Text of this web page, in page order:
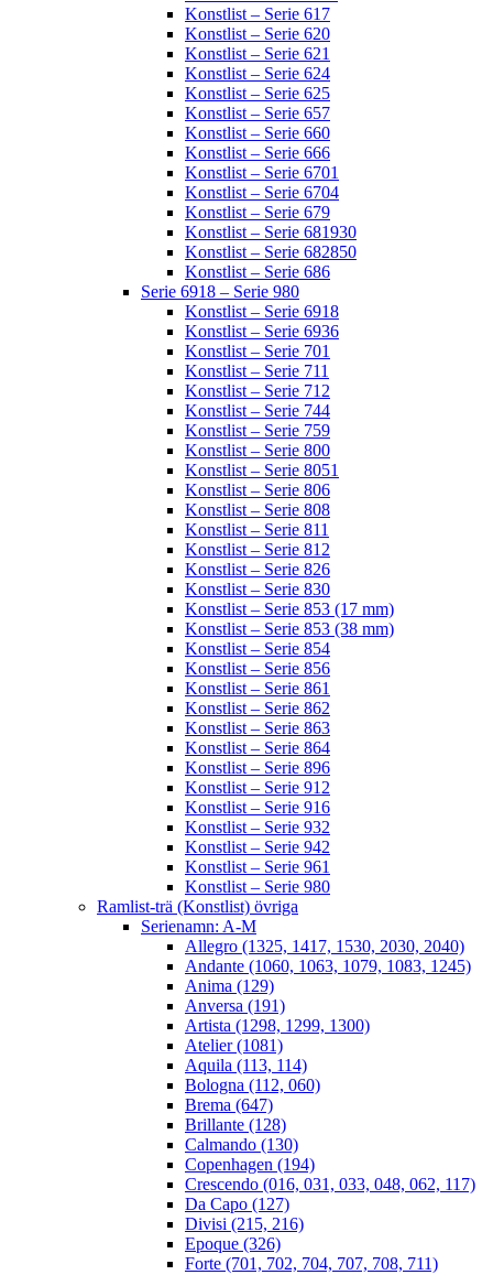
Konstlist – Serie 617
Konstlist – Serie 620
Konstlist – Serie 621
Konstlist – Serie 624
Konstlist – Serie 625
Konstlist – Serie 657
Konstlist – Serie 660
Konstlist – Serie 666
Konstlist – Serie 6701
Konstlist – Serie 6704
Konstlist – Serie 679
Konstlist – Serie 681930
Konstlist – Serie 682850
Konstlist – Serie 686
Serie 6918 – Serie 980
Konstlist – Serie 6918
Konstlist – Serie 6936
Konstlist – Serie 701
Konstlist – Serie 711
Konstlist – Serie 712
Konstlist – Serie 744
Konstlist – Serie 759
Konstlist – Serie 800
Konstlist – Serie 8051
Konstlist – Serie 806
Konstlist – Serie 808
Konstlist – Serie 811
Konstlist – Serie 812
Konstlist – Serie 826
Konstlist – Serie 830
Konstlist – Serie 853 (17 mm)
Konstlist – Serie 853 (38 mm)
Konstlist – Serie 854
Konstlist – Serie 856
Konstlist – Serie 861
Konstlist – Serie 862
Konstlist – Serie 863
Konstlist – Serie 864
Konstlist – Serie 896
Konstlist – Serie 912
Konstlist – Serie 916
Konstlist – Serie 932
Konstlist – Serie 942
Konstlist – Serie 961
Konstlist – Serie 980
Ramlist-trä (Konstlist) övriga
Serienamn: A-M
Allegro (1325, 1417, 1530, 2030, 2040)
Andante (1060, 1063, 1079, 1083, 1245)
Anima (129)
Anversa (191)
Artista (1298, 1299, 1300)
Atelier (1081)
Aquila (113, 114)
Bologna (112, 060)
Brema (647)
Brillante (128)
Calmando (130)
Copenhagen (194)
Crescendo (016, 031, 033, 048, 062, 117)
Da Capo (127)
Divisi (215, 216)
Epoque (326)
Forte (701, 702, 704, 707, 708, 711)